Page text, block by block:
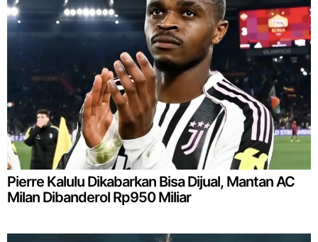
Pierre Kalulu Dikabarkan Bisa Dijual, Mantan AC
Milan Dibanderol Rp950 Miliar